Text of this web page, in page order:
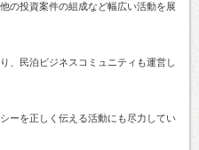
の投資案件の組成など幅広い活動を展
、民泊ビジネスコミュニティも運営し
ーを正しく伝える活動にも尽力してい